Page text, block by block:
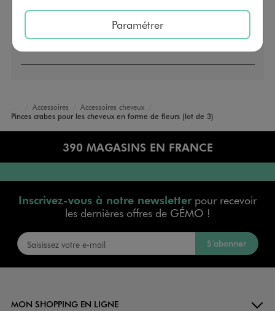
Caractéristiques
Accueil
Femme
Sacs et Accessoires
Accessoires
Accessoires cheveux
Pinces crabes pour les cheveux en forme de fleurs (lot de 3)
390 MAGASINS EN FRANCE
Inscrivez-vous à notre newsletterpour recevoir
les dernières offres de GÉMO !
S’abonner
MON SHOPPING EN LIGNE
Paramétrer